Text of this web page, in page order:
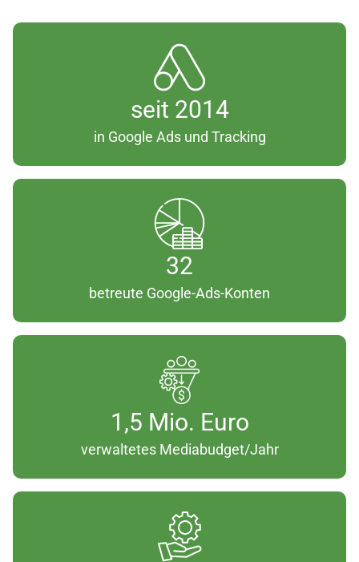
t
2
seit 2014
in Google Ads und Tracking
32
betreute Google-Ads-Konten
M
i
1,5 Mio. Euro
verwaltetes Mediabudget/Jahr